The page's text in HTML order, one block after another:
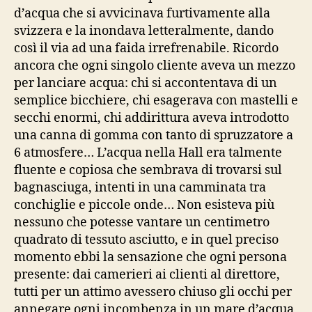
d’acqua che si avvicinava furtivamente alla
svizzera e la inondava letteralmente, dando
così il via ad una faida irrefrenabile. Ricordo
ancora che ogni singolo cliente aveva un mezzo
per lanciare acqua: chi si accontentava di un
semplice bicchiere, chi esagerava con mastelli e
secchi enormi, chi addirittura aveva introdotto
una canna di gomma con tanto di spruzzatore a
6 atmosfere… L’acqua nella Hall era talmente
fluente e copiosa che sembrava di trovarsi sul
bagnasciuga, intenti in una camminata tra
conchiglie e piccole onde… Non esisteva più
nessuno che potesse vantare un centimetro
quadrato di tessuto asciutto, e in quel preciso
momento ebbi la sensazione che ogni persona
presente: dai camerieri ai clienti al direttore,
tutti per un attimo avessero chiuso gli occhi per